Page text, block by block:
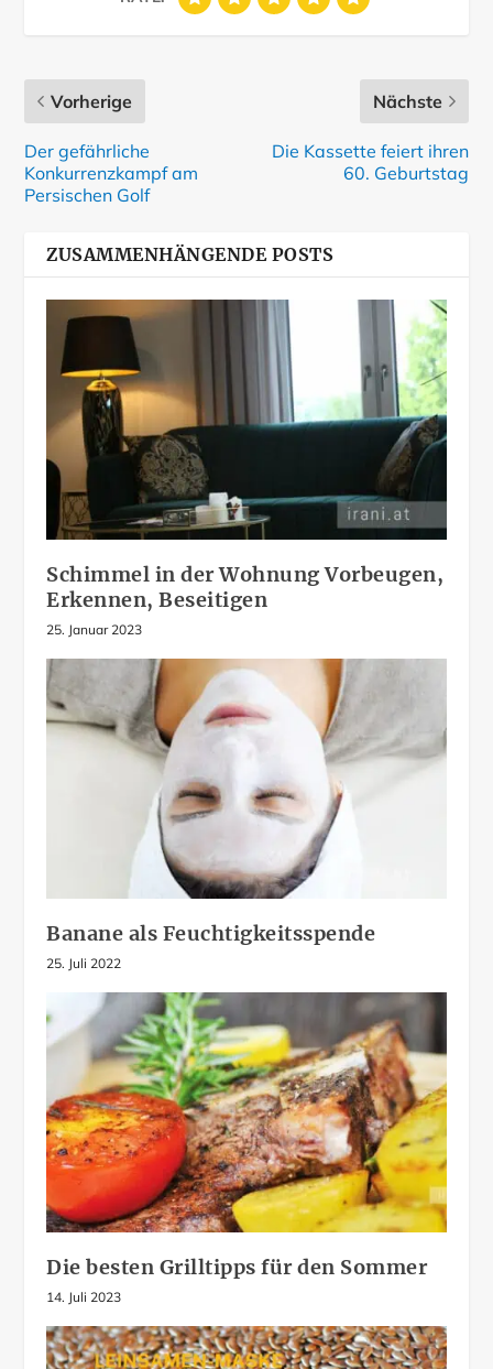
Vorherige
Der gefährliche
Konkurrenzkampf am
Persischen Golf
Nächste
Die Kassette feiert ihren
60. Geburtstag
ZUSAMMENHÄNGENDE POSTS
Schimmel in der Wohnung Vorbeugen,
Erkennen, Beseitigen
25. Januar 2023
Banane als Feuchtigkeitsspende
25. Juli 2022
Die besten Grilltipps für den Sommer
14. Juli 2023